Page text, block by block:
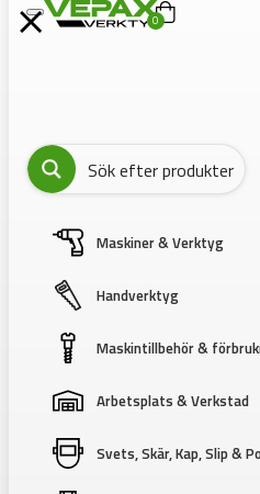
0
Maskiner & Verktyg
Handverktyg
Maskintillbehör &
Arbetsplats & Verkstad
Svets, Skär, Kap, Slip &